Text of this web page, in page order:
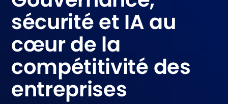
sécurité et IA au
cœur de la
compétitivité des
entreprises